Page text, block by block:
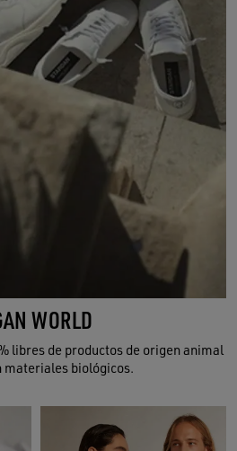
WORLD
libres de productos de origen animal
materiales biológicos.